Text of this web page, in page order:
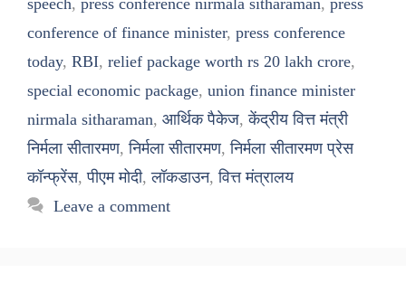
conference of finance minister, press conference
today, RBI, relief package worth rs 20 lakh crore,
special economic package, union finance minister
nirmala sitharaman, आर्थिक पैकेज,केंद्रीय वित्त मंत्री
निर्मला सीतारमण,निर्मला सीतारमण,निर्मला सीतारमण प्रेस
कॉन्फ्रेंस,पीएम मोदी,लॉकडाउन,वित्त मंत्रालय
Leave a comment